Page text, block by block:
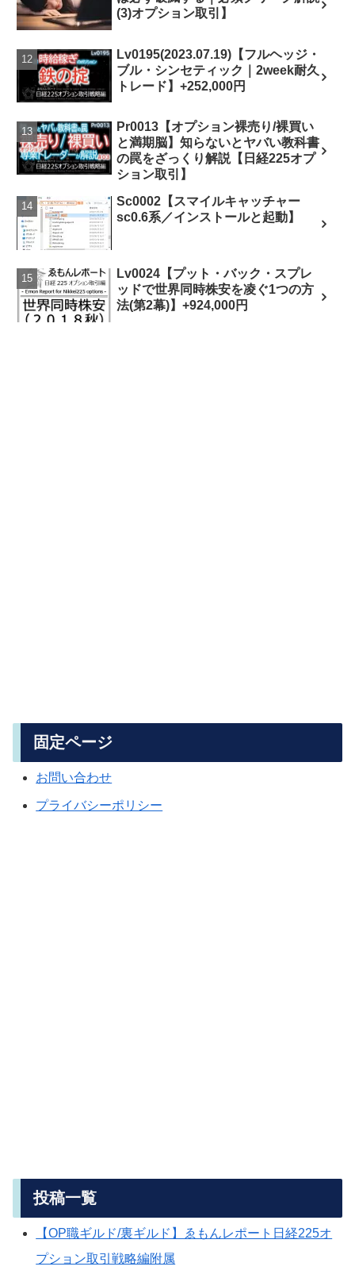
(3)オプション取引】
Lv0195(2023.07.19)【フルヘッジ・
ブル・シンセティック｜2week耐久
トレード】+252,000円
Pr0013【オプション裸売り/裸買い
と満期脳】知らないとヤバい教科書
の罠をざっくり解説【日経225オプ
ション取引】
Sc0002【スマイルキャッチャー
sc0.6系／インストールと起動】
Lv0024【プット・バック・スプレ
ッドで世界同時株安を凌ぐ1つの方
法(第2幕)】+924,000円
固定ページ
お問い合わせ
プライバシーポリシー
投稿一覧
【OP職ギルド/裏ギルド】ゑもんレポート日経225オ
プション取引戦略編附属